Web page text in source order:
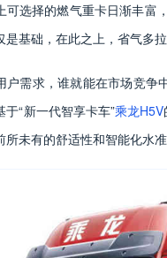
可选择的燃气重卡日渐丰富
是基础，在此之上，省气多
户需求，谁就能在市场竞争
“新一代智享卡车”乘龙H5V
所未有的舒适性和智能化水